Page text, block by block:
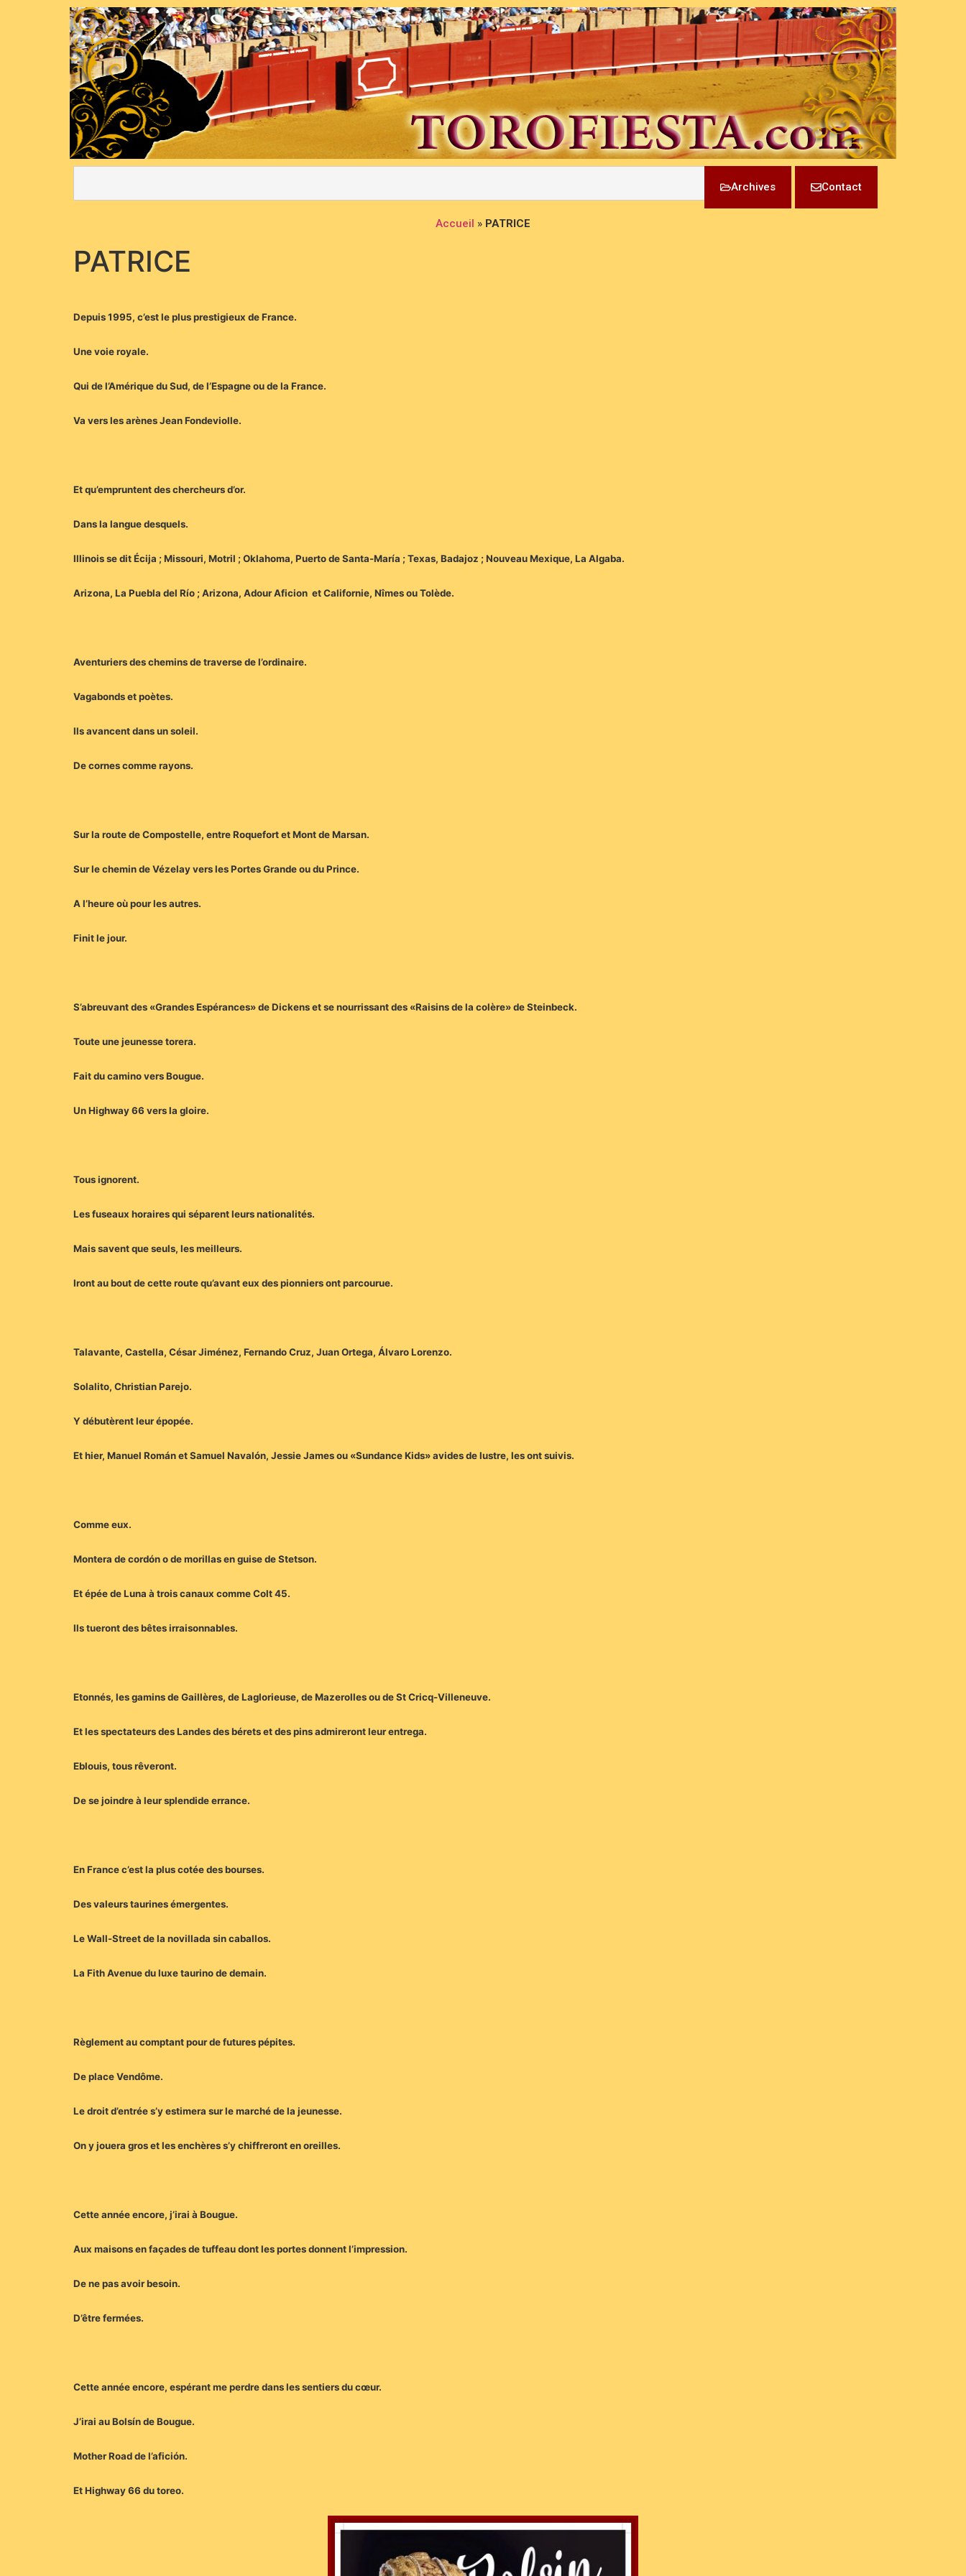
Archives Contact
Accueil » PATRICE
PATRICE
Depuis 1995, c’est le plus prestigieux de France.
Une voie royale.
Qui de l’Amérique du Sud, de l’Espagne ou de la France.
Va vers les arènes Jean Fondeviolle.
Et qu’empruntent des chercheurs d’or.
Dans la langue desquels.
Illinois se dit Écija ; Missouri, Motril ; Oklahoma, Puerto de Santa-María ; Texas, Badajoz ; Nouveau Mexique, La Algaba.
Arizona, La Puebla del Río ; Arizona, Adour Aficion et Californie, Nîmes ou Tolède.
Aventuriers des chemins de traverse de l’ordinaire.
Vagabonds et poètes.
Ils avancent dans un soleil.
De cornes comme rayons.
Sur la route de Compostelle, entre Roquefort et Mont de Marsan.
Sur le chemin de Vézelay vers les Portes Grande ou du Prince.
A l’heure où pour les autres.
Finit le jour.
S’abreuvant des «Grandes Espérances» de Dickens et se nourrissant des «Raisins de la colère» de Steinbeck.
Toute une jeunesse torera.
Fait du camino vers Bougue.
Un Highway 66 vers la gloire.
Tous ignorent.
Les fuseaux horaires qui séparent leurs nationalités.
Mais savent que seuls, les meilleurs.
Iront au bout de cette route qu’avant eux des pionniers ont parcourue.
Talavante, Castella, César Jiménez, Fernando Cruz, Juan Ortega, Álvaro Lorenzo.
Solalito, Christian Parejo.
Y débutèrent leur épopée.
Et hier, Manuel Román et Samuel Navalón, Jessie James ou «Sundance Kids» avides de lustre, les ont suivis.
Comme eux.
Montera de cordón o de morillas en guise de Stetson.
Et épée de Luna à trois canaux comme Colt 45.
Ils tueront des bêtes irraisonnables.
Etonnés, les gamins de Gaillères, de Laglorieuse, de Mazerolles ou de St Cricq-Villeneuve.
Et les spectateurs des Landes des bérets et des pins admireront leur entrega.
Eblouis, tous rêveront.
De se joindre à leur splendide errance.
En France c’est la plus cotée des bourses.
Des valeurs taurines émergentes.
Le Wall-Street de la novillada sin caballos.
La Fith Avenue du luxe taurino de demain.
Règlement au comptant pour de futures pépites.
De place Vendôme.
Le droit d’entrée s’y estimera sur le marché de la jeunesse.
On y jouera gros et les enchères s’y chiffreront en oreilles.
Cette année encore, j’irai à Bougue.
Aux maisons en façades de tuffeau dont les portes donnent l’impression.
De ne pas avoir besoin.
D’être fermées.
Cette année encore, espérant me perdre dans les sentiers du cœur.
J’irai au Bolsín de Bougue.
Mother Road de l’afición.
Et Highway 66 du toreo.